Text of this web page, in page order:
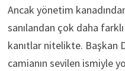
Ancak yönetim
sanılandan çok daha
kanıtlar nitelikte. Başkan
camianın sevilen ismiyle